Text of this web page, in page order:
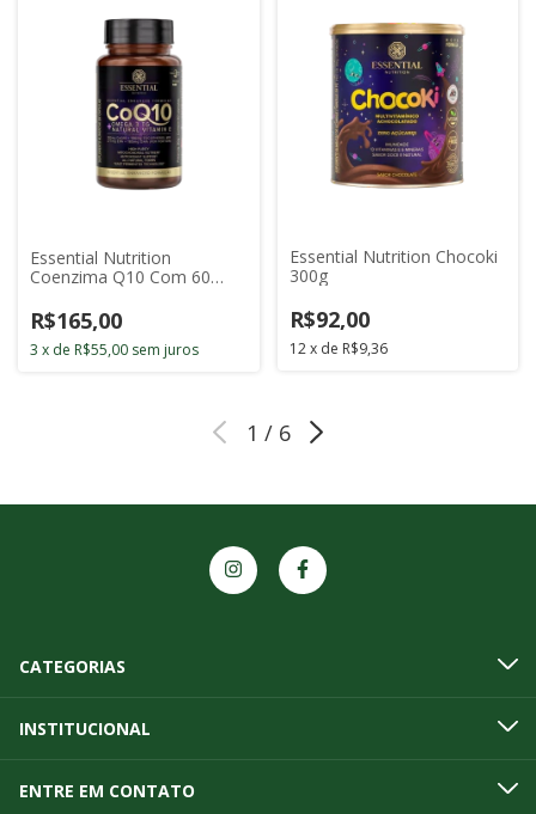
Essential Nutrition
Coenzima Q10 Com 60
R$165,00
3 x de R$55,00 sem juros
Essential Nutrition Chocoki
300g
R$92,00
12 x de R$9,36
1 / 6
CATEGORIAS
INSTITUCIONAL
ENTRE EM CONTATO